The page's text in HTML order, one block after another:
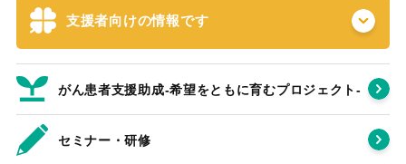
支援者向けの情報です
がん患者支援助成-希望をともに育むプロジェクト‐
セミナー・研修